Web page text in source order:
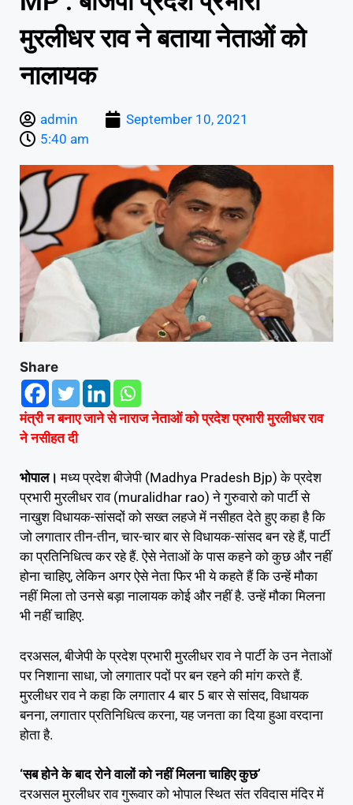
मुरलीधर राव ने बताया नेताओं को
नालायक
admin
September 10, 2021
5:40 am
Share
मंत्री न बनाए जाने से नाराज नेताओं को प्रदेश प्रभारी मुरलीधर राव
ने नसीहत दी
भोपाल। मध्य प्रदेश बीजेपी (Madhya Pradesh Bjp) के प्रदेश
प्रभारी मुरलीधर राव (muralidhar rao) ने गुरुवारो को पार्टी से
नाखुश विधायक-सांसदों को सख्त लहजे में नसीहत देते हुए कहा है कि
जो लगातार तीन-तीन, चार-चार बार से विधायक-सांसद बन रहे हैं, पार्टी
का प्रतिनिधित्व कर रहे हैं. ऐसे नेताओं के पास कहने को कुछ और नहीं
होना चाहिए, लेकिन अगर ऐसे नेता फिर भी ये कहते हैं कि उन्हें मौका
नहीं मिला तो उनसे बड़ा नालायक कोई और नहीं है. उन्हें मौका मिलना
भी नहीं चाहिए.
दरअसल, बीजेपी के प्रदेश प्रभारी मुरलीधर राव ने पार्टी के उन नेताओं
पर निशाना साधा, जो लगातार पदों पर बन रहने की मांग करते हैं.
मुरलीधर राव ने कहा कि लगातार 4 बार 5 बार से सांसद, विधायक
बनना, लगातार प्रतिनिधित्व करना, यह जनता का दिया हुआ वरदाना
होता है.
‘सब होने के बाद रोने वालों को नहीं मिलना चाहिए कुछ’
दरअसल मुरलीधर राव गुरूवार को भोपाल स्थित संत रविदास मंदिर में